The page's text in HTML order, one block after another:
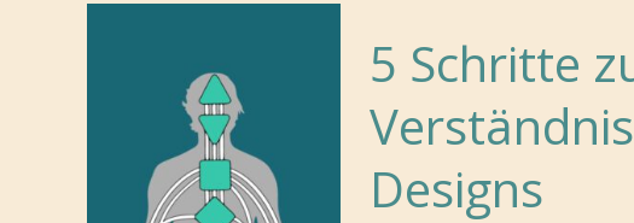
deiner
Design
5 Schritte
Designs